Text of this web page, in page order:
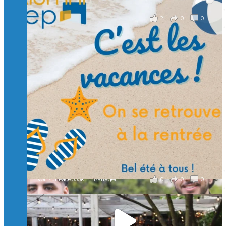
2 0 0
Voir sur Facebook · Partager
🙏 Soutenez l’Isep via la taxe d’apprentissage 2026
et contribuons ensemble à former les générations
d’ingénieurs de demain. 🙏
Merci à tous !
🎯 Taxe d’apprentissage 2026 : avec l'Isep, investissez pour
un numérique au service de l'humain !
À l’Isep, nous formons des ingénieurs, des bachelors, des
Mastères Spécialisés, qui allient excellence technologique et
valeurs humaines, au cœur de notre pro
...Voir plus
il y a 2 mois
0 0 0
Voir sur Facebook · Partager
🚀Afterwork à Genève 🚀